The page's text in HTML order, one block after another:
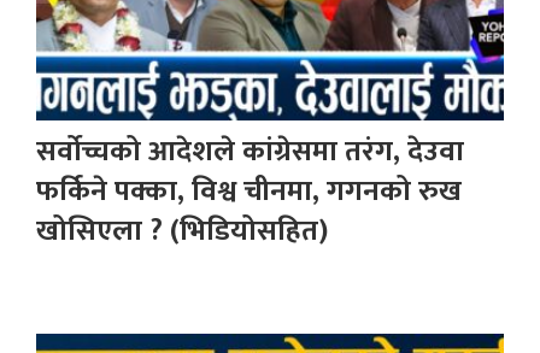
सर्वोच्चको आदेशले कांग्रेसमा तरंग, देउवा
फर्किने पक्का, विश्व चीनमा, गगनको रुख
खोसिएला ? (भिडियोसहित)